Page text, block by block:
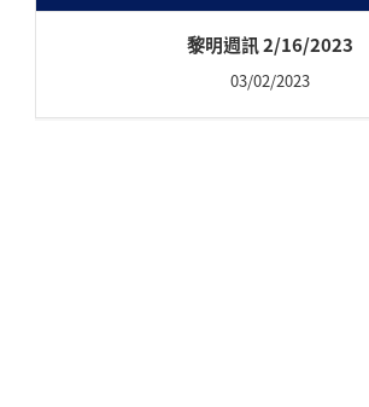
黎明週訊 2/16/2023
03/02/2023